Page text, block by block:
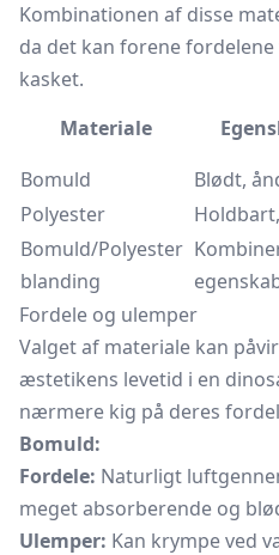
Kombinationen af disse
da det kan forene
kasket.
Materiale
Bomuld
Blødt,
Polyester
Bomuld/Polyester
blanding
Fordele og ulemper
Valget af materiale kan
æstetikens levetid i en
nærmere kig på deres
Bomuld:
Fordele: Naturligt
meget absorberende og
Ulemper: Kan krympe ved